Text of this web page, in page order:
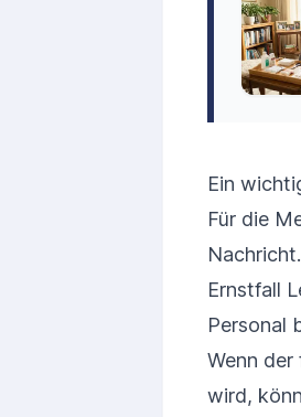
Ein
Für die
Ernstfall
Personal
Wenn
wird,